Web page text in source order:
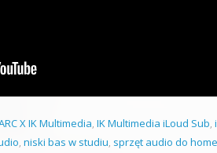
X IK Multimedia, IK Multimedia iLoud Sub,
, niski bas w studiu, sprzęt audio do